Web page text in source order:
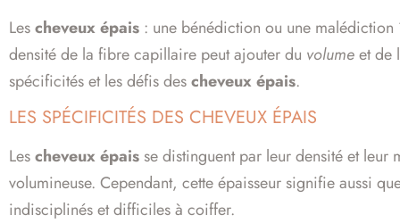
Lescheveux épais : une bénédiction ou une malédiction
densité de la fibre capillaire peut ajouter du volumeet de
spécificités et les défis descheveux épais.
LES SPÉCIFICITÉS DES CHEVEUX ÉPAIS
Lescheveux épais se distinguent par leur densité et leur
volumineuse. Cependant, cette épaisseur signifie aussi
indisciplinés et difficiles à coiffer.